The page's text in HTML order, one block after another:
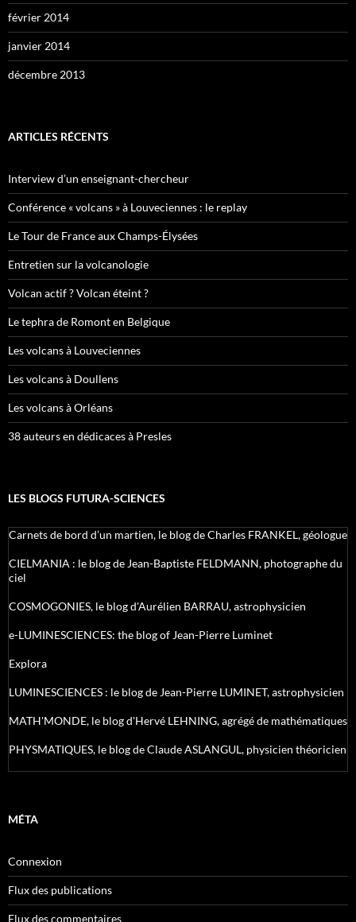
février 2014
janvier 2014
décembre 2013
ARTICLES RÉCENTS
Interview d’un enseignant-chercheur
Conférence « volcans » à Louveciennes : le replay
Le Tour de France aux Champs-Élysées
Entretien sur la volcanologie
Volcan actif ? Volcan éteint ?
Le tephra de Romont en Belgique
Les volcans à Louveciennes
Les volcans à Doullens
Les volcans à Orléans
38 auteurs en dédicaces à Presles
LES BLOGS FUTURA-SCIENCES
Carnets de bord d’un martien, le blog de Charles FRANKEL, géologue
CIELMANIA : le blog de Jean-Baptiste FELDMANN, photographe du
ciel
COSMOGONIES, le blog d'Aurélien BARRAU, astrophysicien
e-LUMINESCIENCES: the blog of Jean-Pierre Luminet
Explora
LUMINESCIENCES : le blog de Jean-Pierre LUMINET, astrophysicien
MATH'MONDE, le blog d'Hervé LEHNING, agrégé de mathématiques
PHYSMATIQUES, le blog de Claude ASLANGUL, physicien théoricien
MÉTA
Connexion
Flux des publications
Flux des commentaires